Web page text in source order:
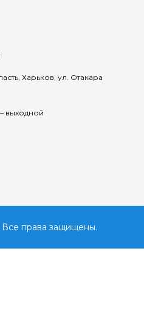
Харьков, ул. Отакара
выходной
права защищены.